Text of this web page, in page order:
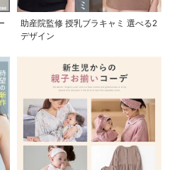
助産院監修 授乳ブラキャミ 選べる2
デザイン